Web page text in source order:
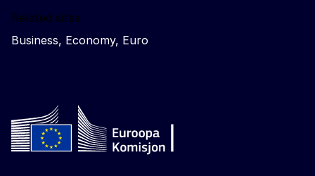
Related sites
Business, Economy, Euro